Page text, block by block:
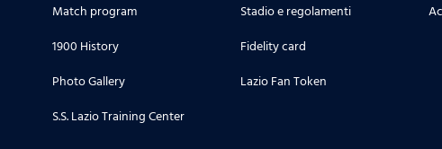
Match program
1900 History
Photo Gallery
S.S. Lazio Training Center
Stadio e regolamenti
Fidelity card
Lazio Fan Token